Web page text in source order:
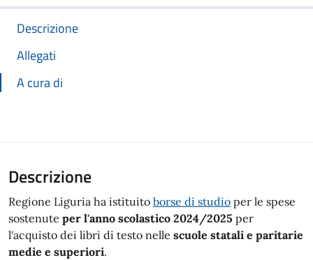
Descrizione
Allegati
A cura di
Descrizione
Regione Liguria ha istituito borse di studio per le spese
sostenute per l'anno scolastico 2024/2025 per
l'acquisto dei libri di testo nelle scuole statali e paritarie
medie e superiori.